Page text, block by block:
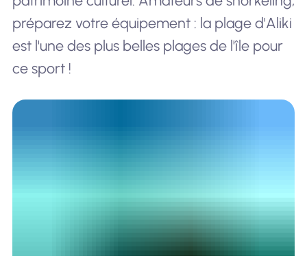
préparez votre équipement : la plage d'Aliki
est l'une des plus belles plages de l'île pour
ce sport !